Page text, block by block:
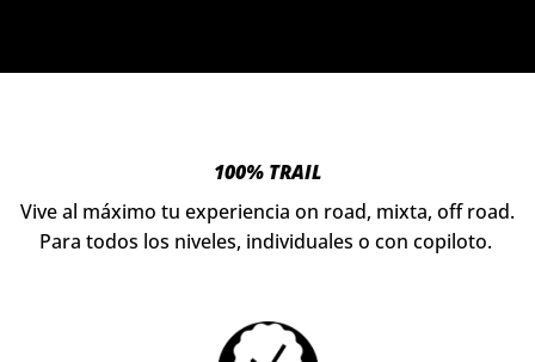
100% TRAIL
Vive al máximo tu experiencia on road, mixta, off road.
Para todos los niveles, individuales o con copiloto.